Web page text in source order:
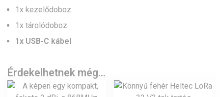
1x kezelődoboz
1x tárolódoboz
1x USB-C kábel
Érdekelhetnek még…